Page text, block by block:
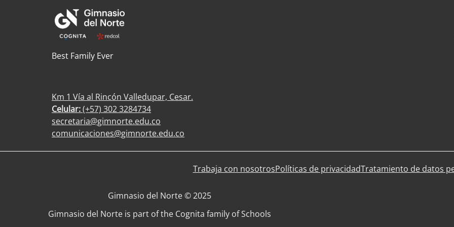
Best Family Ever
Km 1 Vía al Rincón Valledupar, Cesar.
Celular:(+57) 302 3284734
secretaria@gimnorte.edu.co
comunicaciones@gimnorte.edu.co
Trabaja con nosotrosPolíticas de privacidadTratamiento de datos
Gimnasio del Norte © 2025
Gimnasio del Norte is part of the Cognita family of Schools